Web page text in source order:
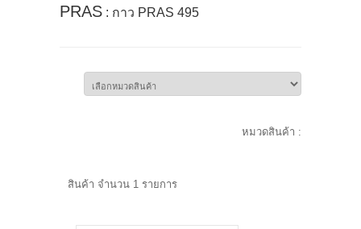
PRAS : กาว PRAS 495
หมวดสินค้า :
สินค้า จำนวน 1 รายการ